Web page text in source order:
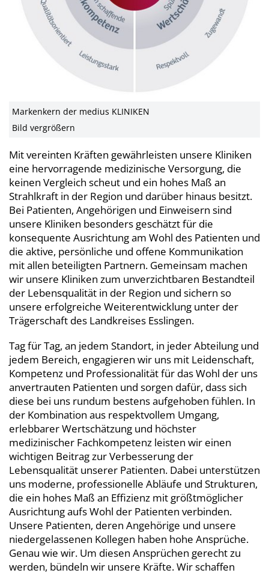
Markenkern der medius KLINIKEN
Bild vergrößern
Mit vereinten Kräften gewährleisten unsere Kliniken
eine hervorragende medizinische Versorgung, die
keinen Vergleich scheut und ein hohes Maß an
Strahlkraft in der Region und darüber hinaus besitzt.
Bei Patienten, Angehörigen und Einweisern sind
unsere Kliniken besonders geschätzt für die
konsequente Ausrichtung am Wohl des Patienten und
die aktive, persönliche und offene Kommunikation
mit allen beteiligten Partnern. Gemeinsam machen
wir unsere Kliniken zum unverzichtbaren Bestandteil
der Lebensqualität in der Region und sichern so
unsere erfolgreiche Weiterentwicklung unter der
Trägerschaft des Landkreises Esslingen.
Tag für Tag, an jedem Standort, in jeder Abteilung und
jedem Bereich, engagieren wir uns mit Leidenschaft,
Kompetenz und Professionalität für das Wohl der uns
anvertrauten Patienten und sorgen dafür, dass sich
diese bei uns rundum bestens aufgehoben fühlen. In
der Kombination aus respektvollem Umgang,
erlebbarer Wertschätzung und höchster
medizinischer Fachkompetenz leisten wir einen
wichtigen Beitrag zur Verbesserung der
Lebensqualität unserer Patienten. Dabei unterstützen
uns moderne, professionelle Abläufe und Strukturen,
die ein hohes Maß an Effizienz mit größtmöglicher
Ausrichtung aufs Wohl der Patienten verbinden.
Unsere Patienten, deren Angehörige und unsere
niedergelassenen Kollegen haben hohe Ansprüche.
Genau wie wir. Um diesen Ansprüchen gerecht zu
werden, bündeln wir unsere Kräfte. Wir schaffen